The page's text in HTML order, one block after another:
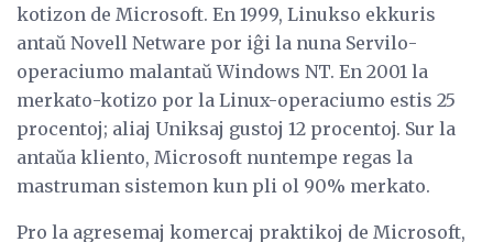
kotizon de Microsoft. En 1999, Linukso ekkuris
antaŭ Novell Netware por iĝi la nuna Servilo-
operaciumo malantaŭ Windows NT. En 2001 la
merkato-kotizo por la Linux-operaciumo estis 25
procentoj; aliaj Uniksaj gustoj 12 procentoj. Sur la
antaŭa kliento, Microsoft nuntempe regas la
mastruman sistemon kun pli ol 90% merkato.
Pro la agresemaj komercaj praktikoj de Microsoft,